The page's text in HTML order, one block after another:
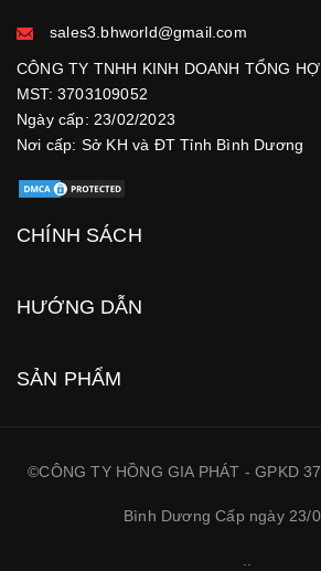
sales3.bhworld@gmail.com
CÔNG TY TNHH KINH DOANH TỔNG
MST: 3703109052
Ngày cấp: 23/02/2023
Nơi cấp: Sở KH và ĐT Tỉnh Bình Dương
CHÍNH SÁCH
HƯỚNG DẪN
SẢN PHẨM
©CÔNG TY HỒNG GIA PHÁT - GPKD
Bình Dương Cấp ngày 23/
..